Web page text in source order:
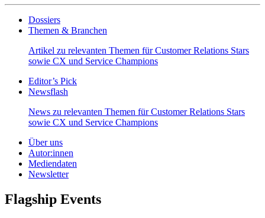
Dossiers
Themen & Branchen
Artikel zu relevanten Themen für Customer Relations Stars
sowie CX und Service Champions
Editor’s Pick
Newsflash
News zu relevanten Themen für Customer Relations Stars
sowie CX und Service Champions
Über uns
Autor:innen
Mediendaten
Newsletter
Flagship Events